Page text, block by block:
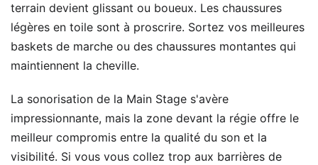
terrain devient glissant ou boueux. Les chaussures
légères en toile sont à proscrire. Sortez vos meilleures
baskets de marche ou des chaussures montantes qui
maintiennent la cheville.
La sonorisation de la Main Stage s'avère
impressionnante, mais la zone devant la régie offre le
meilleur compromis entre la qualité du son et la
visibilité. Si vous vous collez trop aux barrières de